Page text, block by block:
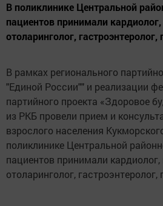
В поликлинике Центральной
пациентов принимали кардиолог,
отоларинголог,
В рамках регионального
"Единой России"" и реализации
партийного проекта «Здоровое
из РКБ провели прием и
взрослого населения
поликлинике Центральной
пациентов принимали кардиолог,
отоларинголог,